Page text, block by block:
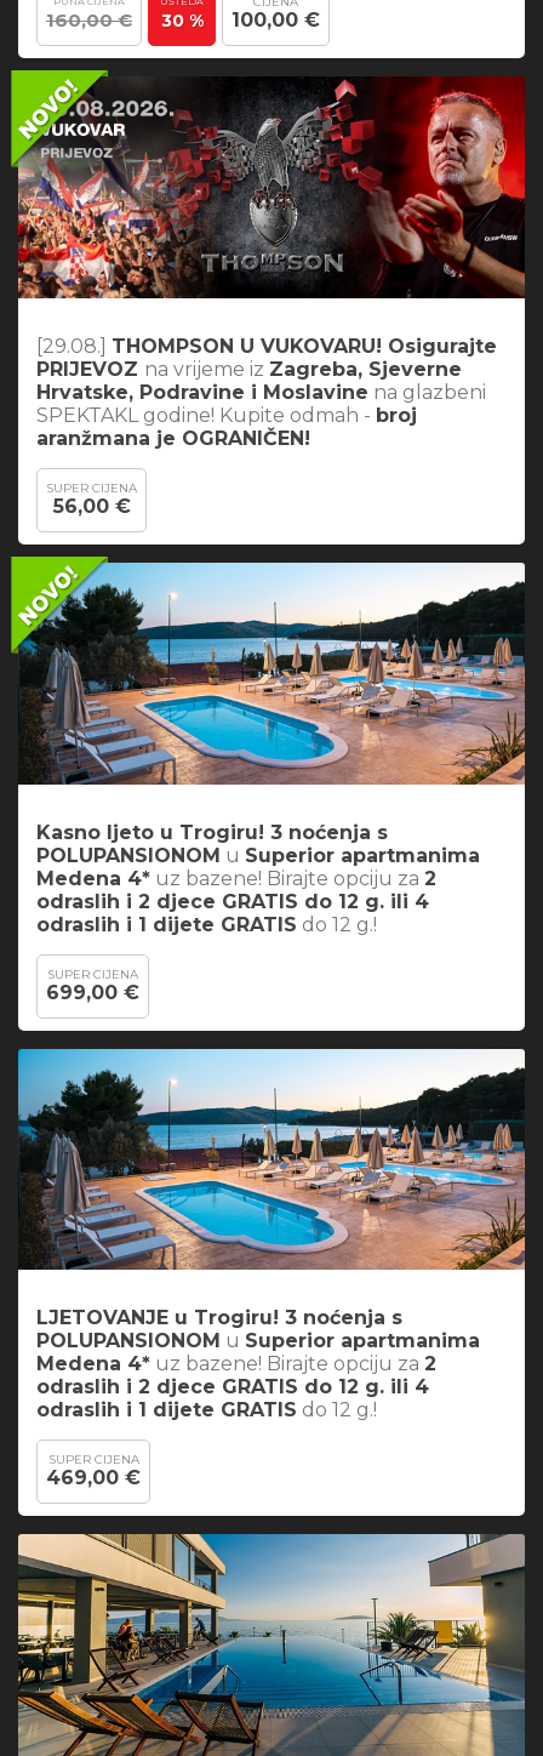
160,00 € 30 % 100,00 €
[29.08.] THOMPSON U VUKOVARU! Osigurajte
PRIJEVOZ na vrijeme iz Zagreba, Sjeverne
Hrvatske, Podravine i Moslavine na glazbeni
SPEKTAKL godine! Kupite odmah - broj
aranžmana je OGRANIČEN!
SUPER CIJENA
56,00 €
Kasno ljeto u Trogiru! 3 noćenja s
POLUPANSIONOM u Superior apartmanima
Medena 4* uz bazene! Birajte opciju za 2
odraslih i 2 djece GRATIS do 12 g. ili 4
odraslih i 1 dijete GRATIS do 12 g.!
SUPER CIJENA
699,00 €
LJETOVANJE u Trogiru! 3 noćenja s
POLUPANSIONOM u Superior apartmanima
Medena 4* uz bazene! Birajte opciju za 2
odraslih i 2 djece GRATIS do 12 g. ili 4
odraslih i 1 dijete GRATIS do 12 g.!
SUPER CIJENA
469,00 €